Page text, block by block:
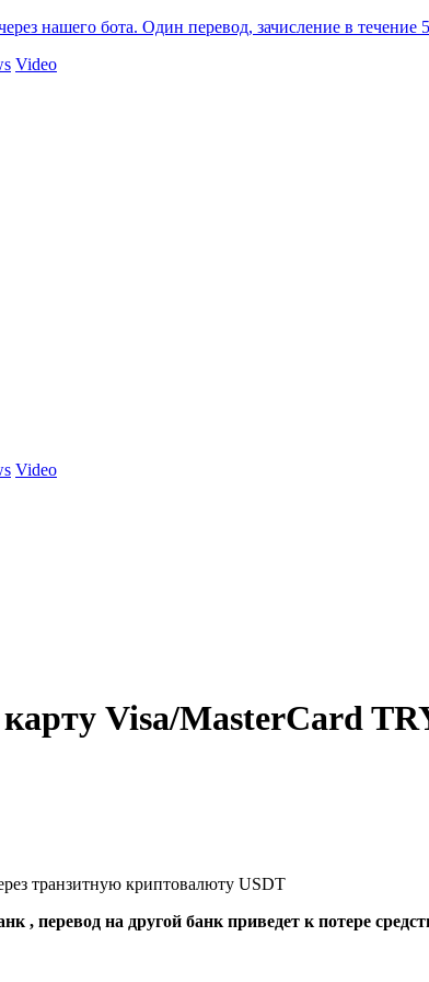
нашего бота. Один перевод, зачисление в течение
Video
Video
Visa/MasterCard
транзитную криптовалюту USDT
, перевод на другой банк приведет к потере